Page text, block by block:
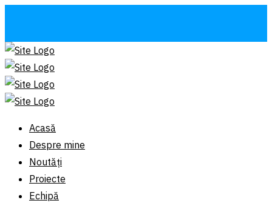
Acasă
Despre mine
Noutăți
Proiecte
Echipă